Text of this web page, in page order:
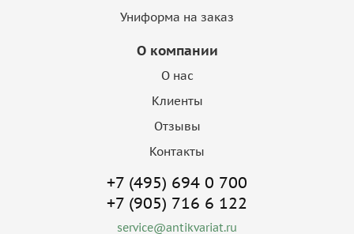
Униформа на заказ
О компании
О нас
Клиенты
Отзывы
Контакты
+7 (495) 694 0 700
+7 (905) 716 6 122
service@antikvariat.ru